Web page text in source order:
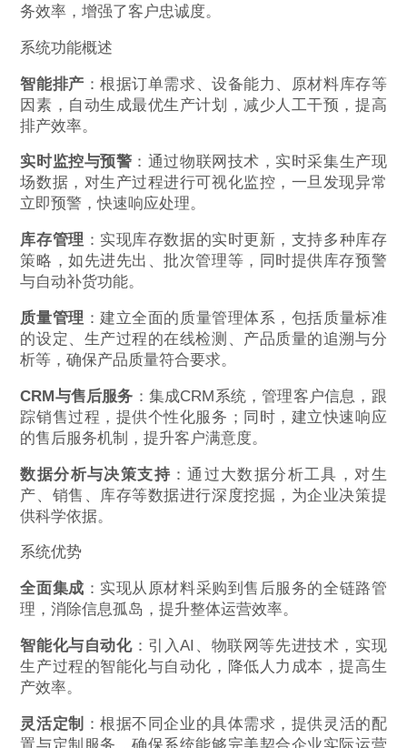
务效率，增强了客户忠诚度。
系统功能概述
智能排产 ：根据订单需求、设备能力、原材料库存等
因素，自动生成最优生产计划，减少人工干预，提高
排产效率。
实时监控与预警 ：通过物联网技术，实时采集生产现
场数据，对生产过程进行可视化监控，一旦发现异常
立即预警，快速响应处理。
库存管理 ：实现库存数据的实时更新，支持多种库存
策略，如先进先出、批次管理等，同时提供库存预警
与自动补货功能。
质量管理 ：建立全面的质量管理体系，包括质量标准
的设定、生产过程的在线检测、产品质量的追溯与分
析等，确保产品质量符合要求。
CRM与售后服务 ：集成CRM系统，管理客户信息，跟
踪销售过程，提供个性化服务；同时，建立快速响应
的售后服务机制，提升客户满意度。
数据分析与决策支持：通过大数据分析工具，对生
产、销售、库存等数据进行深度挖掘，为企业决策提
供科学依据。
系统优势
全面集成 ：实现从原材料采购到售后服务的全链路管
理，消除信息孤岛，提升整体运营效率。
智能化与自动化：引入AI、物联网等先进技术，实现
生产过程的智能化与自动化，降低人力成本，提高生
产效率。
灵活定制
：根据不同企业的具体需求，提供灵活的配